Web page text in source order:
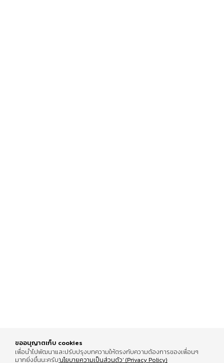
ขออนุญาตเก็บ cookies
เพื่อนำไปพัฒนาและปรับปรุงบทความให้ตรงกับความต้องการของเพื่อนๆ
มากยิ่งขึ้นนะครับ'นโยบายความเป็นส่วนตัว' (Privacy Policy)